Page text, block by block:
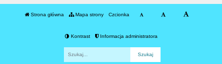
Strona główna Mapa strony Czcionka
Kontrast Informacja administratora